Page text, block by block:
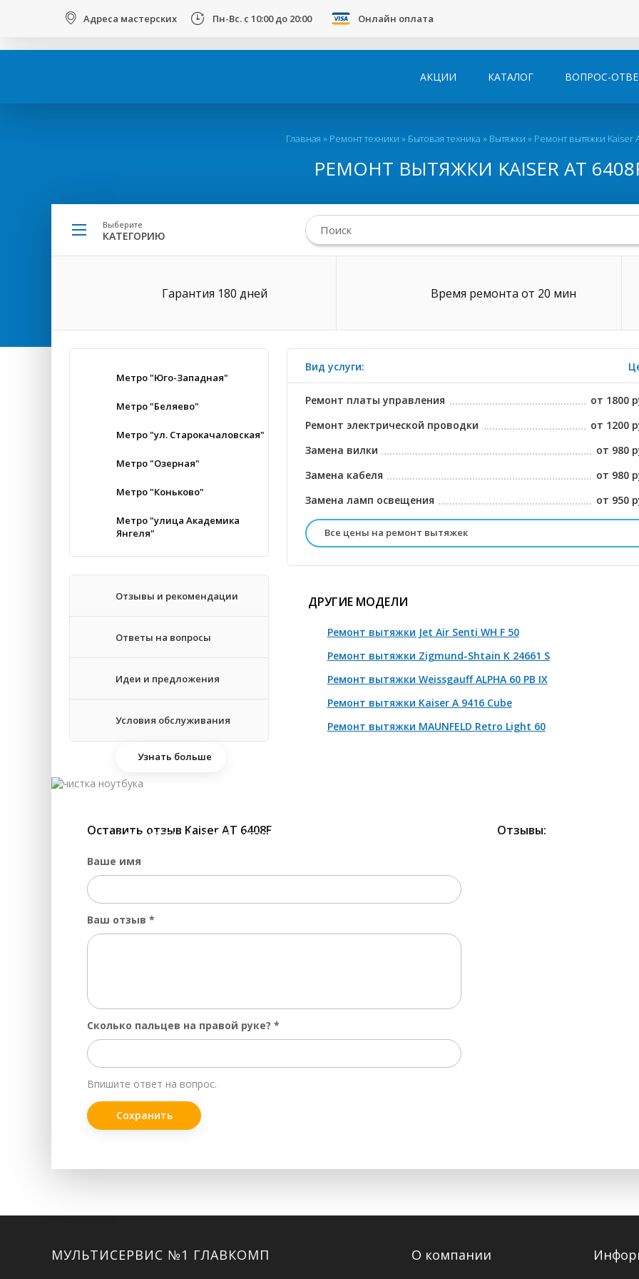
Адреса мастерских Пн-Вс. с 10:00 до 20:00 Онлайн оплата
ВОПРОС-
КАТАЛОГ
АКЦИИ
Главная » Ремонт техники » Бытовая техника » Вытяжки » Ремонт вытяжки Kaiser
РЕМОНТ ВЫТЯЖКИ KAISER AT
Выберите
КАТЕГОРИЮ
Гарантия 180 дней Время ремонта от 20 мин
Метро "Юго-Западная"
Метро "Беляево"
Метро "ул. Старокачаловская"
Метро "Озерная"
Метро "Коньково"
Метро "улица Академика
Янгеля"
Отзывы и рекомендации
Ответы на вопросы
Идеи и предложения
Условия обслуживания
Вид услуги:
Ремонт платы управления
от 1800
Ремонт электрической проводки
от 1200
Замена вилки
от 980
Замена кабеля
от 980
Замена ламп освещения
от 950
Все цены на ремонт вытяжек
Замена фильтров
от 950
Замена двигателя
Ремонт двигателя
Замена кнопок/механических элементов и прочее
ДРУГИЕ МОДЕЛИ
Ремонт вытяжки Jet Air Senti WH F 50
Ремонт вытяжки Zigmund-Shtain K 24661 S
Ремонт вытяжки Weissgauff ALPHA 60 PB IX
Ремонт вытяжки Kaiser A 9416 Cube
Ремонт вытяжки MAUNFELD Retro Light 60
ЧИСТКА НОУТБУКА 2000 РУБЛЕЙ!
Узнать больше
Оставить отзыв Kaiser AT 6408F
Ваше имя
Ваш отзыв *
Сколько пальцев на правой руке? *
Впишите ответ на вопрос.
Отзывы:
МУЛЬТИСЕРВИС №1 ГЛАВКОМП О компании
FacebookTwitterВКонтакте
Google+Instagram